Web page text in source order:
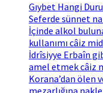
Gıybet Hangi
Seferde sünnet
İçinde alkol
kullanımı câiz
İdrîsiyye Erbaîn
amel etmek câiz
Korana’dan ölen